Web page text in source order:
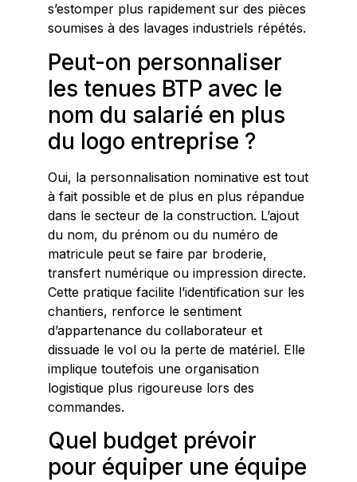
s’estomper plus rapidement sur des pièces
soumises à des lavages industriels répétés.
Peut-on personnaliser
les tenues BTP avec le
nom du salarié en plus
du logo entreprise ?
Oui, la personnalisation nominative est tout
à fait possible et de plus en plus répandue
dans le secteur de la construction. L’ajout
du nom, du prénom ou du numéro de
matricule peut se faire par broderie,
transfert numérique ou impression directe.
Cette pratique facilite l’identification sur les
chantiers, renforce le sentiment
d’appartenance du collaborateur et
dissuade le vol ou la perte de matériel. Elle
implique toutefois une organisation
logistique plus rigoureuse lors des
commandes.
Quel budget prévoir
pour équiper une équipe